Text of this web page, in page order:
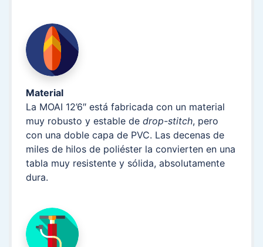
Material
La MOAI 12’6″ está fabricada con un material
muy robusto y estable de drop-stitch, pero
con una doble capa de PVC. Las decenas de
miles de hilos de poliéster la convierten en una
tabla muy resistente y sólida, absolutamente
dura.